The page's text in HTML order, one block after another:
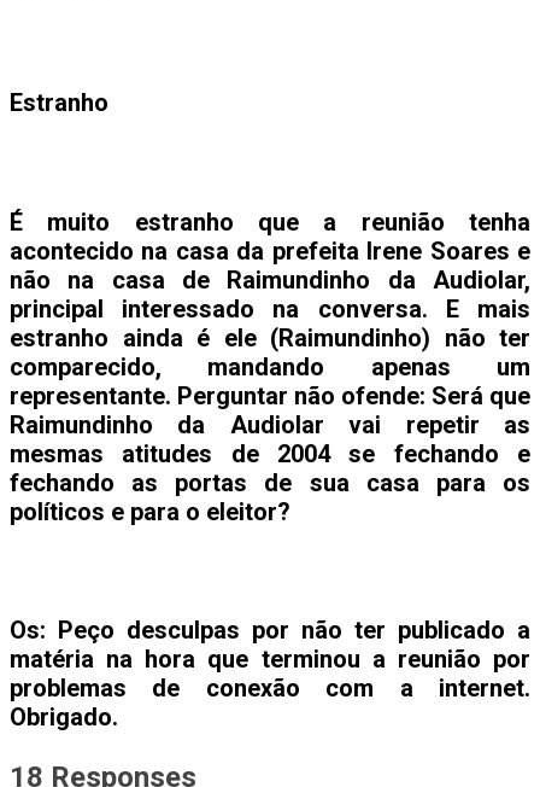
Estranho
É muito estranho que a reunião tenha
acontecido na casa da prefeita Irene Soares e
não na casa de Raimundinho da Audiolar,
principal interessado na conversa. E mais
estranho ainda é ele (Raimundinho) não ter
comparecido, mandando apenas um
representante. Perguntar não ofende: Será que
Raimundinho da Audiolar vai repetir as
mesmas atitudes de 2004 se fechando e
fechando as portas de sua casa para os
políticos e para o eleitor?
Os: Peço desculpas por não ter publicado a
matéria na hora que terminou a reunião por
problemas de conexão com a internet.
Obrigado.
18 Responses